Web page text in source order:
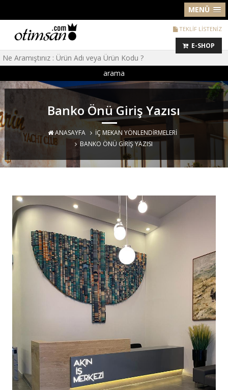
MENÜ
TEKLİF LİSTENİZ
E-SHOP
arama
Banko Önü Giriş Yazısı
ANASAYFA
İÇ MEKAN YÖNLENDIRMELERI
BANKO ÖNÜ GIRIŞ YAZISI